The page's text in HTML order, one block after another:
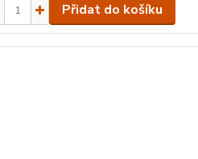
Přidat do košíku